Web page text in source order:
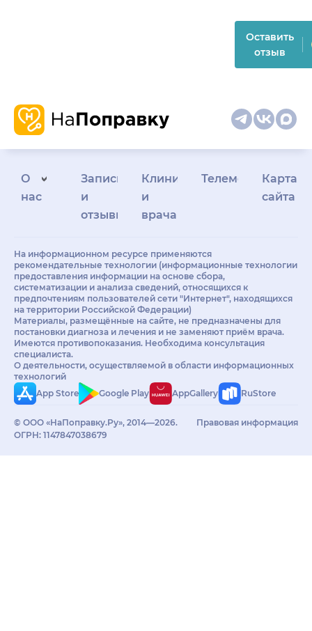
Оставить
отзыв
О
нас
Запись
и
отзывы
Клиникам
и
врачам
Телемедицина
Карта
сайта
На информационном ресурсе применяются
рекомендательные технологии (информационные технологии
предоставления информации на основе сбора,
систематизации и анализа сведений, относящихся к
предпочтениям пользователей сети "Интернет", находящихся
на территории Российской Федерации)
Материалы, размещённые на сайте, не предназначены для
постановки диагноза и лечения и не заменяют приём врача.
Имеются противопоказания. Необходима консультация
специалиста.
О деятельности, осуществляемой в области информационных
технологий
App Store
Google Play AppGallery RuStore
© ООО «НаПоправку.Ру», 2014—2026.
ОГРН: 1147847038679
Правовая информация